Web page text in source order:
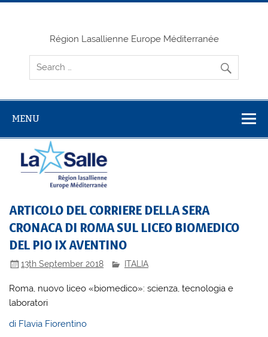
Skip
Région Lasallienne Europe Méditerranée
MENU
ARTICOLO DEL CORRIERE DELLA SERA
CRONACA DI ROMA SUL LICEO BIOMEDICO
DEL PIO IX AVENTINO
13th September 2018 ITALIA
Roma, nuovo liceo «biomedico»: scienza, tecnologia e
laboratori
di Flavia Fiorentino